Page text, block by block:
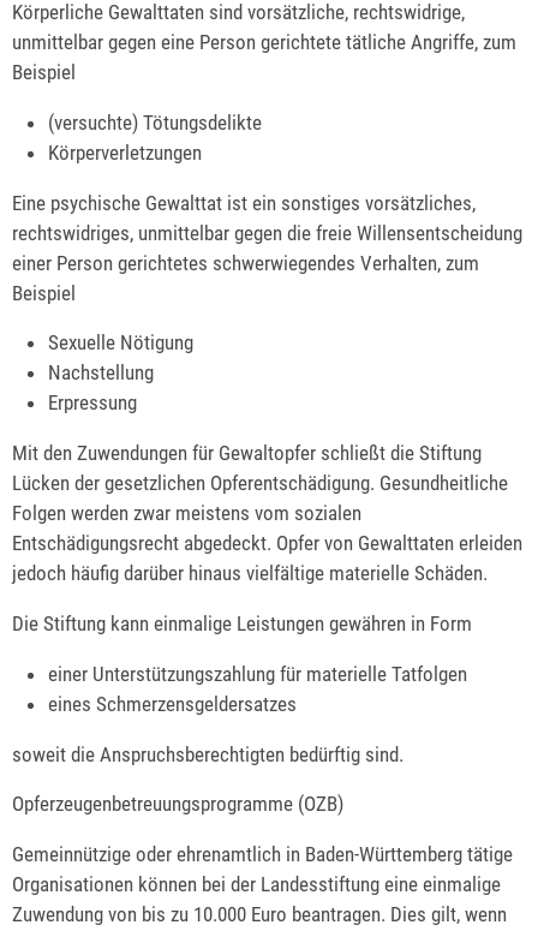
Körperliche Gewalttaten sind vorsätzliche, rechtswidrige,
unmittelbar gegen eine Person gerichtete tätliche Angriffe, zum
Beispiel
(versuchte) Tötungsdelikte
Körperverletzungen
Eine psychische Gewalttat ist ein sonstiges vorsätzliches,
rechtswidriges, unmittelbar gegen die freie Willensentscheidung
einer Person gerichtetes schwerwiegendes Verhalten, zum
Beispiel
Sexuelle Nötigung
Nachstellung
Erpressung
Mit den Zuwendungen für Gewaltopfer schließt die Stiftung
Lücken der gesetzlichen Opferentschädigung. Gesundheitliche
Folgen werden zwar meistens vom sozialen
Entschädigungsrecht abgedeckt. Opfer von Gewalttaten erleiden
jedoch häufig darüber hinaus vielfältige materielle Schäden.
Die Stiftung kann einmalige Leistungen gewähren in Form
einer Unterstützungszahlung für materielle Tatfolgen
eines Schmerzensgeldersatzes
soweit die Anspruchsberechtigten bedürftig sind.
Opferzeugenbetreuungsprogramme (OZB)
Gemeinnützige oder ehrenamtlich in Baden-Württemberg tätige
Organisationen können bei der Landesstiftung eine einmalige
Zuwendung von bis zu 10.000 Euro beantragen. Dies gilt, wenn